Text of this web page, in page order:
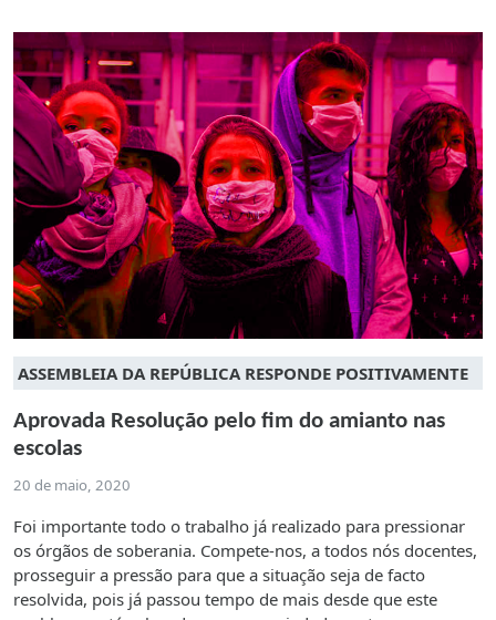
ASSEMBLEIA DA REPÚBLICA RESPONDE POSITIVAMENTE
Aprovada Resolução pelo fim do amianto nas
escolas
20 de maio, 2020
Foi importante todo o trabalho já realizado para pressionar
os órgãos de soberania. Compete-nos, a todos nós docentes,
prosseguir a pressão para que a situação seja de facto
resolvida, pois já passou tempo de mais desde que este